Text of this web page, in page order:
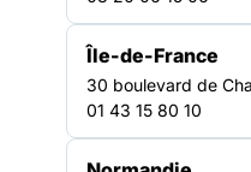
pour lequel la Fédération
auditionnée en juin 2019.
recommandations visant à
qui y sont liées.
Île-de-France
30 boulevard de
01 43 15 80 10